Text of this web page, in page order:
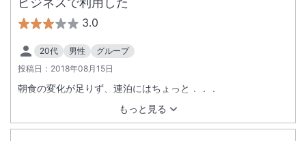
3.0
20代 男性
グループ
投稿日： 2018年08月15日
もっと見る
朝食の変化が足りず、連泊にはちょっと．．．